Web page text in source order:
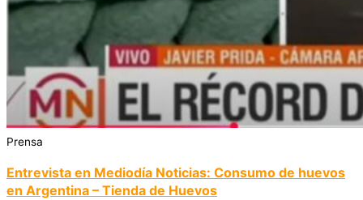
Prensa
Entrevista en Mediodía Noticias: Consumo de huevos
en Argentina – Tienda de Huevos